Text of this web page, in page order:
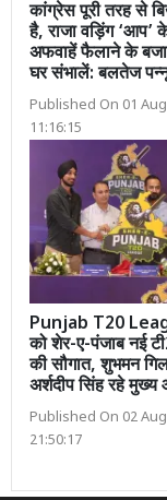
कांग्रेस पूरी तरह से
है, राजा वड़िंग ‘आप’
अफवाहें फैलाने के
घर संभालें: बलतेज
Published On 01
11:16:15
Punjab T20
को शेर-ए-पंजाब नई
की सौगात, शुभमन
अर्शदीप सिंह रहे
Published On 02
21:50:17